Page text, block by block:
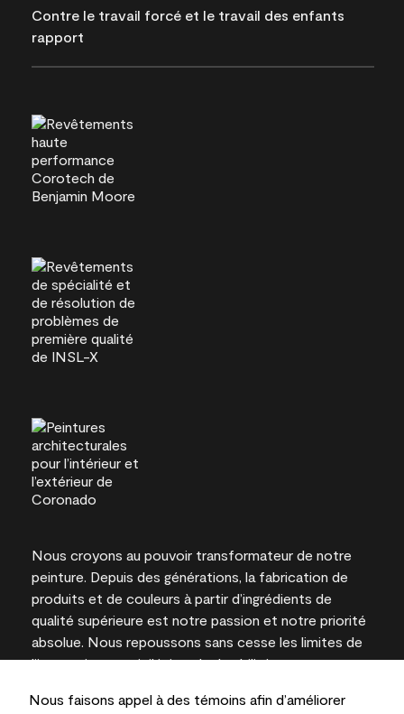
Nous faisons appel à des témoins afin d’améliorer
Contre le travail forcé et le travail des enfants
rapport
Nous croyons au pouvoir transformateur de notre
peinture. Depuis des générations, la fabrication de
produits et de couleurs à partir d’ingrédients de
qualité supérieure est notre passion et notre priorité
absolue. Nous repoussons sans cesse les limites de
l’innovation et privilégions la durabilité pour
l’expertise locale.